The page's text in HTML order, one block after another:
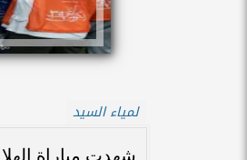
لمياء السيد
شهدت مباراة